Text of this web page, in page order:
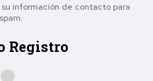
información de contacto para
Registro